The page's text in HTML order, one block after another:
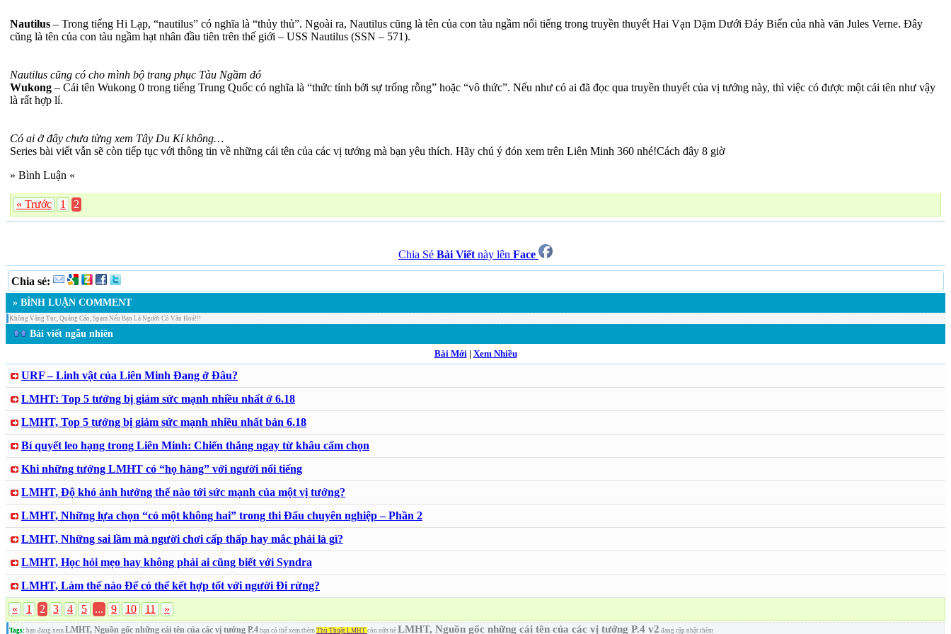
Nautilus – Trong tiếng Hi Lạp, “nautilus” có nghĩa là “thủy thủ”. Ngoài ra, Nautilus cũng là tên của con tàu ngầm nổi tiếng trong truyền thuyết Hai Vạn Dặm Dưới Đáy Biển của nhà văn Jules Verne. Đây
cũng là tên của con tàu ngầm hạt nhân đầu tiên trên thế giới – USS Nautilus (SSN – 571).
Nautilus cũng có cho mình bộ trang phục Tàu Ngầm đó
Wukong – Cái tên Wukong 0 trong tiếng Trung Quốc có nghĩa là “thức tỉnh bởi sự trống rỗng” hoặc “vô thức”. Nếu như có ai đã đọc qua truyền thuyết của vị tướng này, thì việc có được một cái tên như vậy
là rất hợp lí.
Có ai ở đây chưa từng xem Tây Du Kí không…
Series bài viết vẫn sẽ còn tiếp tục với thông tin về những cái tên của các vị tướng mà bạn yêu thích. Hãy chú ý đón xem trên Liên Minh 360 nhé!Cách đây 8 giờ
» Bình Luận «
« Trước 1 2
Chia Sẻ Bài Viết này lên Face
Chia sẻ:
» BÌNH LUẬN COMMENT
Không Văng Tục, Quảng Cáo, Spam Nếu Bạn Là Người Có Văn Hoá!!!
Bài viết ngẫu nhiên
Bài Mới| Xem Nhiều
URF – Linh vật của Liên Minh Đang ở Đâu?
LMHT: Top 5 tướng bị giảm sức mạnh nhiều nhất ở 6.18
LMHT, Top 5 tướng bị giảm sức mạnh nhiều nhất bản 6.18
Bí quyết leo hạng trong Liên Minh: Chiến thắng ngay từ khâu cấm chọn
Khi những tướng LMHT có “họ hàng” với người nổi tiếng
LMHT, Độ khó ảnh hưởng thế nào tới sức mạnh của một vị tướng?
LMHT, Những lựa chọn “có một không hai” trong thi Đấu chuyên nghiệp – Phần 2
LMHT, Những sai lầm mà người chơi cấp thấp hay mắc phải là gì?
LMHT, Học hỏi mẹo hay không phải ai cũng biết với Syndra
LMHT, Làm thế nào Để có thể kết hợp tốt với người Đi rừng?
«
1 2 3 4 5 ... 9 10 11 »
Tags: bạn đang xem LMHT, Nguồn gốc những cái tên của các vị tướng P.4 bạn có thể xem thêm Thủ Thuật LMHT còn nữa nè LMHT, Nguồn gốc những cái tên của các vị tướng P.4 v2 đang cập nhật thêm